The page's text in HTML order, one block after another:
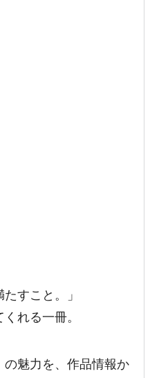
すこと。」
れる一冊。
魅力を、作品情報か